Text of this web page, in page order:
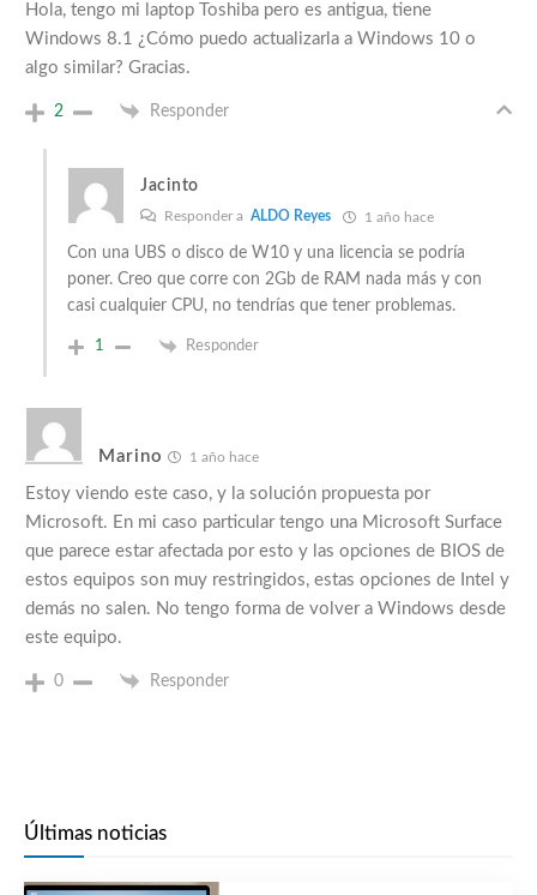
Hola, tengo mi laptop Toshiba pero es antigua, tiene
Windows 8.1 ¿Cómo puedo actualizarla a Windows 10 o
algo similar? Gracias.
2 Responder
Jacinto
Responder a ALDO Reyes 1 año hace
Con una UBS o disco de W10 y una licencia se podría
poner. Creo que corre con 2Gb de RAM nada más y con
casi cualquier CPU, no tendrías que tener problemas.
1 Responder
Marino 1 año hace
Estoy viendo este caso, y la solución propuesta por
Microsoft. En mi caso particular tengo una Microsoft Surface
que parece estar afectada por esto y las opciones de BIOS de
estos equipos son muy restringidos, estas opciones de Intel y
demás no salen. No tengo forma de volver a Windows desde
este equipo.
0 Responder
Últimas noticias